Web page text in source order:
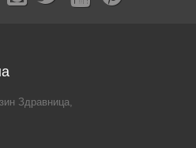
Здравница,